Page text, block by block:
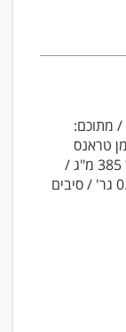
/ סך השומנים 12.6 גר' / מתוכם:
שומן טראנס
פחות מ-0.5 גר' / כולסטרול 0 מ"ג / נתרן 385 מ"ג /
סך הפחמימות 7.4 גר' / מתוכן: סוכרים 0.5 גר' / סיבים